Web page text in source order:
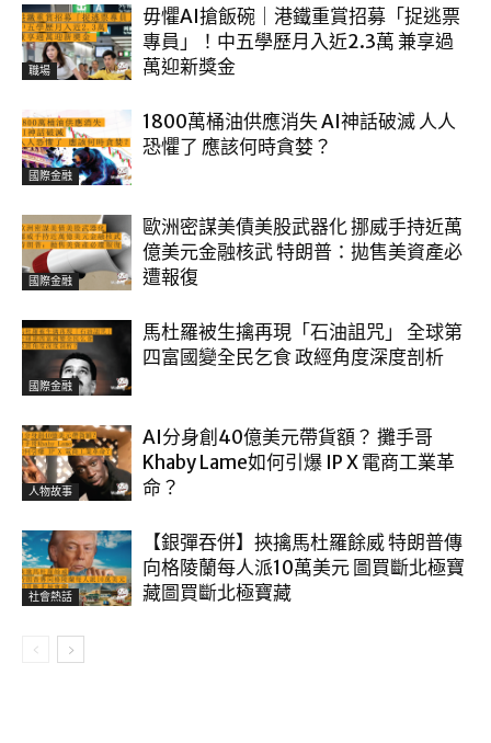
職場
毋懼AI搶飯碗｜港鐵重賞招募「捉逃票
專員」！中五學歷月入近2.3萬 兼享過
萬迎新獎金
國際金融
1800萬桶油供應消失 AI神話破滅 人人
恐懼了 應該何時貪婪？
國際金融
歐洲密謀美債美股武器化 挪威手持近萬
億美元金融核武 特朗普：拋售美資產必
遭報復
國際金融
馬杜羅被生擒再現「石油詛咒」 全球第
四富國變全民乞食 政經角度深度剖析
人物故事
AI分身創40億美元帶貨額？ 攤手哥
Khaby Lame如何引爆 IP X 電商工業革
命？
社會熱話
【銀彈吞併】挾擒馬杜羅餘威 特朗普傳
向格陵蘭每人派10萬美元 圖買斷北極寶
藏圖買斷北極寶藏